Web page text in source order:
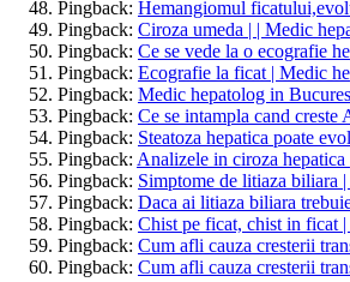
Pingback: Hemangiomul
Pingback: Ciroza umeda | | Medic
Pingback: Ce se vede la o ecografie
Pingback: Ecografie la ficat | Medic
Pingback: Medic hepatolog in
Pingback: Ce se intampla cand
Pingback: Steatoza hepatica poate
Pingback: Analizele in ciroza
Pingback: Simptome de litiaza biliara
Pingback: Daca ai litiaza biliara
Pingback: Chist pe ficat, chist in ficat
Pingback: Cum afli cauza cresterii
Pingback: Cum afli cauza cresterii